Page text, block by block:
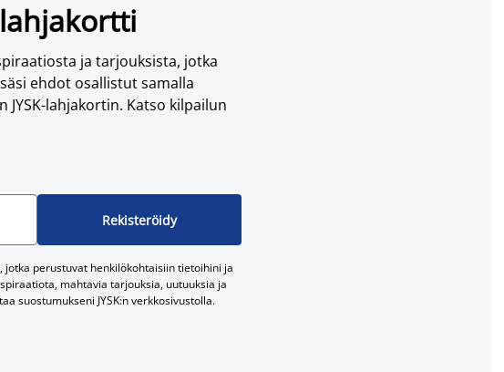
ja tarjouksista, jotka
ehdot osallistut samalla
lahjakortin. Katso kilpailun
Rekisteröidy
perustuvat henkilökohtaisiin tietoihini ja
mahtavia tarjouksia, uutuuksia ja
suostumukseni JYSK:n verkkosivustolla.